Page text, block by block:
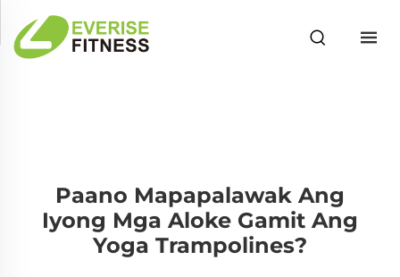
Paano Mapapalawak Ang
Iyong Mga Aloke Gamit Ang
Yoga Trampolines?